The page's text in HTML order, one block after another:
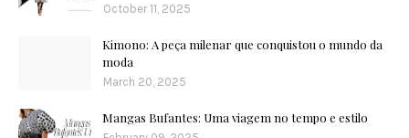
October 11, 2025
Kimono: A peça milenar que conquistou o mundo da
moda
March 20, 2025
Mangas Bufantes: Uma viagem no tempo e estilo